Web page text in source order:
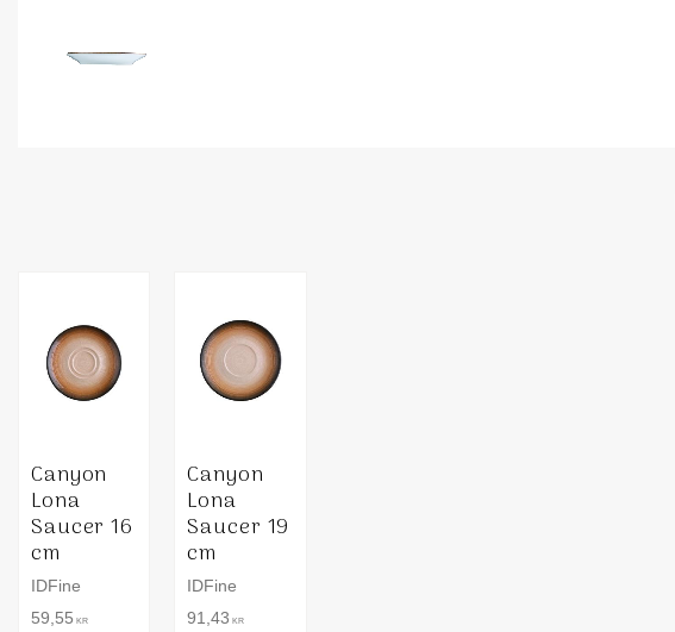
Canyon
Lona
Saucer 16
cm
IDFine
59,55 KR
Canyon
Lona
Saucer 19
cm
IDFine
91,43 KR